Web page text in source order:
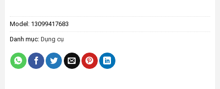
Model: 13099417683
Danh mục: Dụng cụ